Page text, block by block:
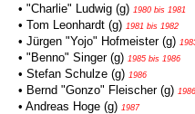
• "Charlie" Ludwig (g) 1980 bis 1981
• Tom Leonhardt (g) 1981 bis 1982
• Jürgen "Yojo" Hofmeister (g)
• "Benno" Singer (g) 1985 bis 1986
• Stefan Schulze (g) 1986
• Bernd "Gonzo" Fleischer (g) 1986
• Andreas Hoge (g) 1987